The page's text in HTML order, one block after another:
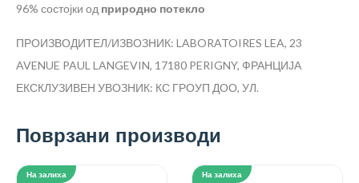
96% состојки од природно потекло
ПРОИЗВОДИТЕЛ/ИЗВОЗНИК: LABORATOIRES LEA, 23
AVENUE PAUL LANGEVIN, 17180 PERIGNY, ФРАНЦИЈА
ЕКСКЛУЗИВЕН УВОЗНИК: КС ГРОУП ДОО, УЛ.
Поврзани производи
На залиха На залиха